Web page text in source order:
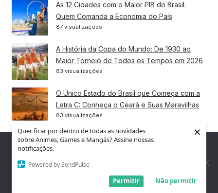
Quer ficar por dentro de todas as novidades
sobre Animes, Games e Mangás? Assine nossas
notificações.
Powered by SendPulse
Não permitir
Permitir
×
As 12 Cidades com o Maior PIB do Brasil:
Quem Comanda a Economia do País
87 visualizações
A História da Copa do Mundo: De 1930 ao
Maior Torneio de Todos os Tempos em 2026
83 visualizações
O Único Estado do Brasil que Começa com a
Letra C: Conheça o Ceará e Suas Maravilhas
83 visualizações
10 Coisas Bizarras que Só Acontecem no
As 10 Melhores Cidades para Morar em Santa
Nós utilizamos cookies para garantir que você tenha a melhor
experiência em nosso site. Se você continua a usar este site,
assumimos que você está satisfeito.
Entendi!